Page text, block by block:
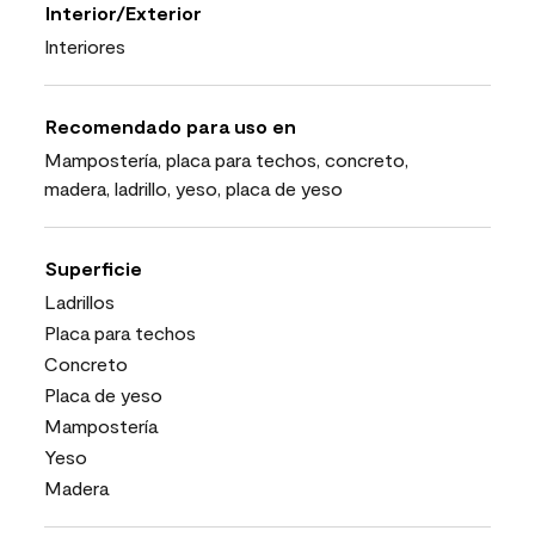
Interior/Exterior
Interiores
Recomendado para uso en
Mampostería, placa para techos, concreto,
madera, ladrillo, yeso, placa de yeso
Superficie
Ladrillos
Placa para techos
Concreto
Placa de yeso
Mampostería
Yeso
Madera